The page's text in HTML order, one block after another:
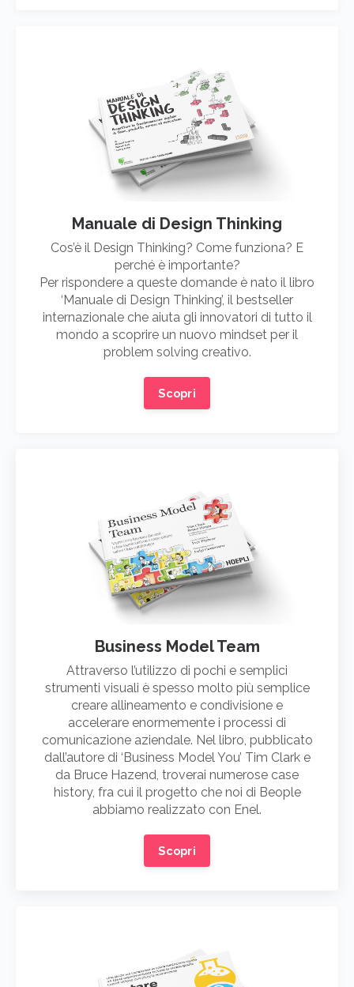
Manuale di Design Thinking
Cos’è il Design Thinking? Come funziona? E
perché è importante?
Per rispondere a queste domande è nato il libro
‘Manuale di Design Thinking’, il bestseller
internazionale che aiuta gli innovatori di tutto il
mondo a scoprire un nuovo mindset per il
problem solving creativo.
Scopri
Business Model Team
Attraverso l’utilizzo di pochi e semplici
strumenti visuali è spesso molto più semplice
creare allineamento e condivisione e
accelerare enormemente i processi di
comunicazione aziendale. Nel libro, pubblicato
dall’autore di ‘Business Model You’ Tim Clark e
da Bruce Hazend, troverai numerose case
history, fra cui il progetto che noi di Beople
abbiamo realizzato con Enel.
Scopri